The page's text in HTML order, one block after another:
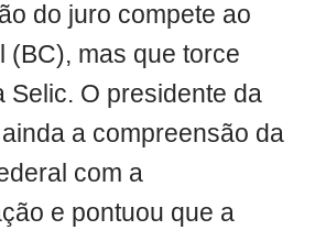
do juro compete ao
(BC), mas que torce
Selic. O presidente da
a compreensão da
com a
e pontuou que a